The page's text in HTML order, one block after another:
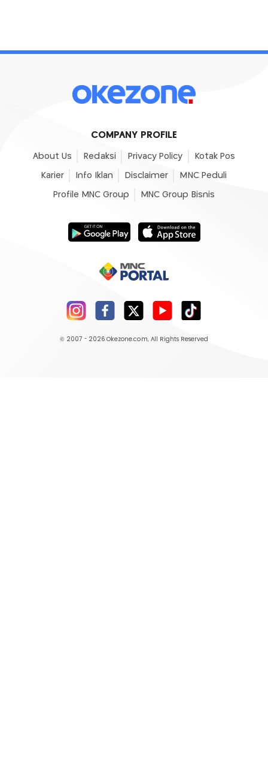
COMPANY PROFILE
About Us Redaksi Privacy Policy Kotak Pos
Karier Info Iklan Disclaimer MNC Peduli
Profile MNC Group MNC Group Bisnis
© 2007 - 2026 Okezone.com, All Rights Reserved